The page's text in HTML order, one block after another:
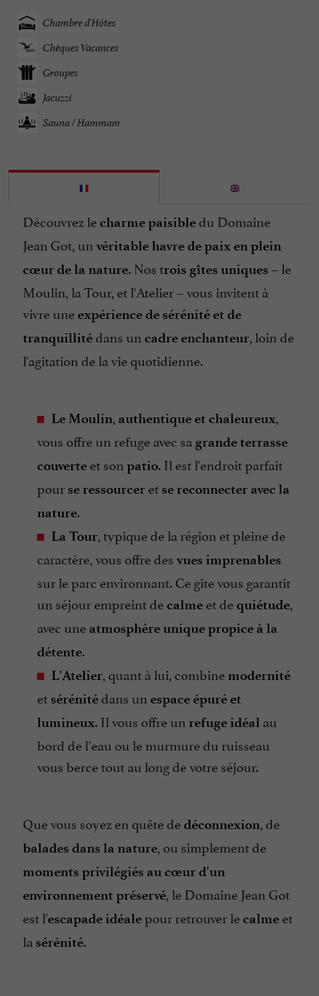
Chambre d'Hôtes
Chèques Vacances
Groupes
Jacuzzi
Sauna / Hammam
Découvrez lecharme paisibledu Domaine
Jean Got, un véritable havre de paix en plein
cœur de la nature. Nos trois gîtes uniques – le
Moulin, la Tour, et l'Atelier – vous invitent à
vivre uneexpérience de sérénité et de
tranquillitédans un cadre enchanteur, loin de
l'agitation de la vie quotidienne.
Le Moulin, authentique et chaleureux,
vous offre un refuge avec sa grande terrasse
couverte et son patio. Il est l'endroit parfait
pour se ressourcer et se reconnecter avec la
nature.
La Tour, typique de la région et pleine de
caractère, vous offre des vues imprenables
sur le parc environnant. Ce gîte vous garantit
un séjour empreint decalme et dequiétude,
avec une atmosphère unique propice à la
détente.
L'Atelier, quant à lui, combine modernité
et sérénitédans un espace épuré et
lumineux. Il vous offre un refuge idéal au
bord de l’eau ou le murmure du ruisseau
vous berce tout au long de votre séjour.
Que vous soyez en quête dedéconnexion, de
balades dans la nature, ou simplement de
moments privilégiés au cœur d'un
environnement préservé, le Domaine Jean Got
est l'escapade idéalepour retrouver lecalme et
la sérénité.